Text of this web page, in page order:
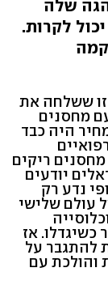
שלה
לקרות.
זו ששלחה את
מחסנים
היה כבד
ריקים
יודעים
נדע רק
עולם שלישי
כשיגדלו. אז
להתגבר על
והולכת עם